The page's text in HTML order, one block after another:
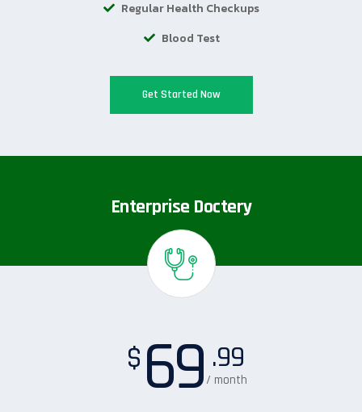
Regular Health Checkups
Blood Test
Get Started Now
Enterprise Doctery
69 .99
$
/ month